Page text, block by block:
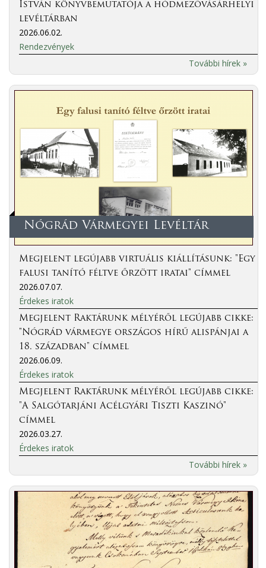
István könyvbemutatója a hódmezővásárhelyi
levéltárban
2026.06.02.
Rendezvények
További hírek »
Nógrád Vármegyei Levéltár
Megjelent legújabb virtuális kiállításunk: "Egy
falusi tanító féltve őrzött iratai" címmel
2026.07.07.
Érdekes iratok
Megjelent Raktárunk mélyéről legújabb cikke:
"Nógrád vármegye országos hírű alispánjai a
18. században" címmel
2026.06.09.
Érdekes iratok
Megjelent Raktárunk mélyéről legújabb cikke:
"A Salgótarjáni Acélgyári Tiszti Kaszinó"
címmel
2026.03.27.
Érdekes iratok
További hírek »